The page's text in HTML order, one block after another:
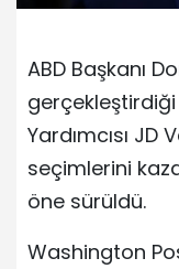
ABD Başkanı
Yardımcısı JD
seçimlerini
öne sürüldü.
Washington